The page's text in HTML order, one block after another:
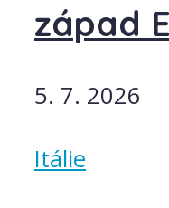
západ
5. 7. 2026
Itálie